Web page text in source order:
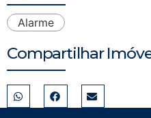
Alarme
Compartilhar